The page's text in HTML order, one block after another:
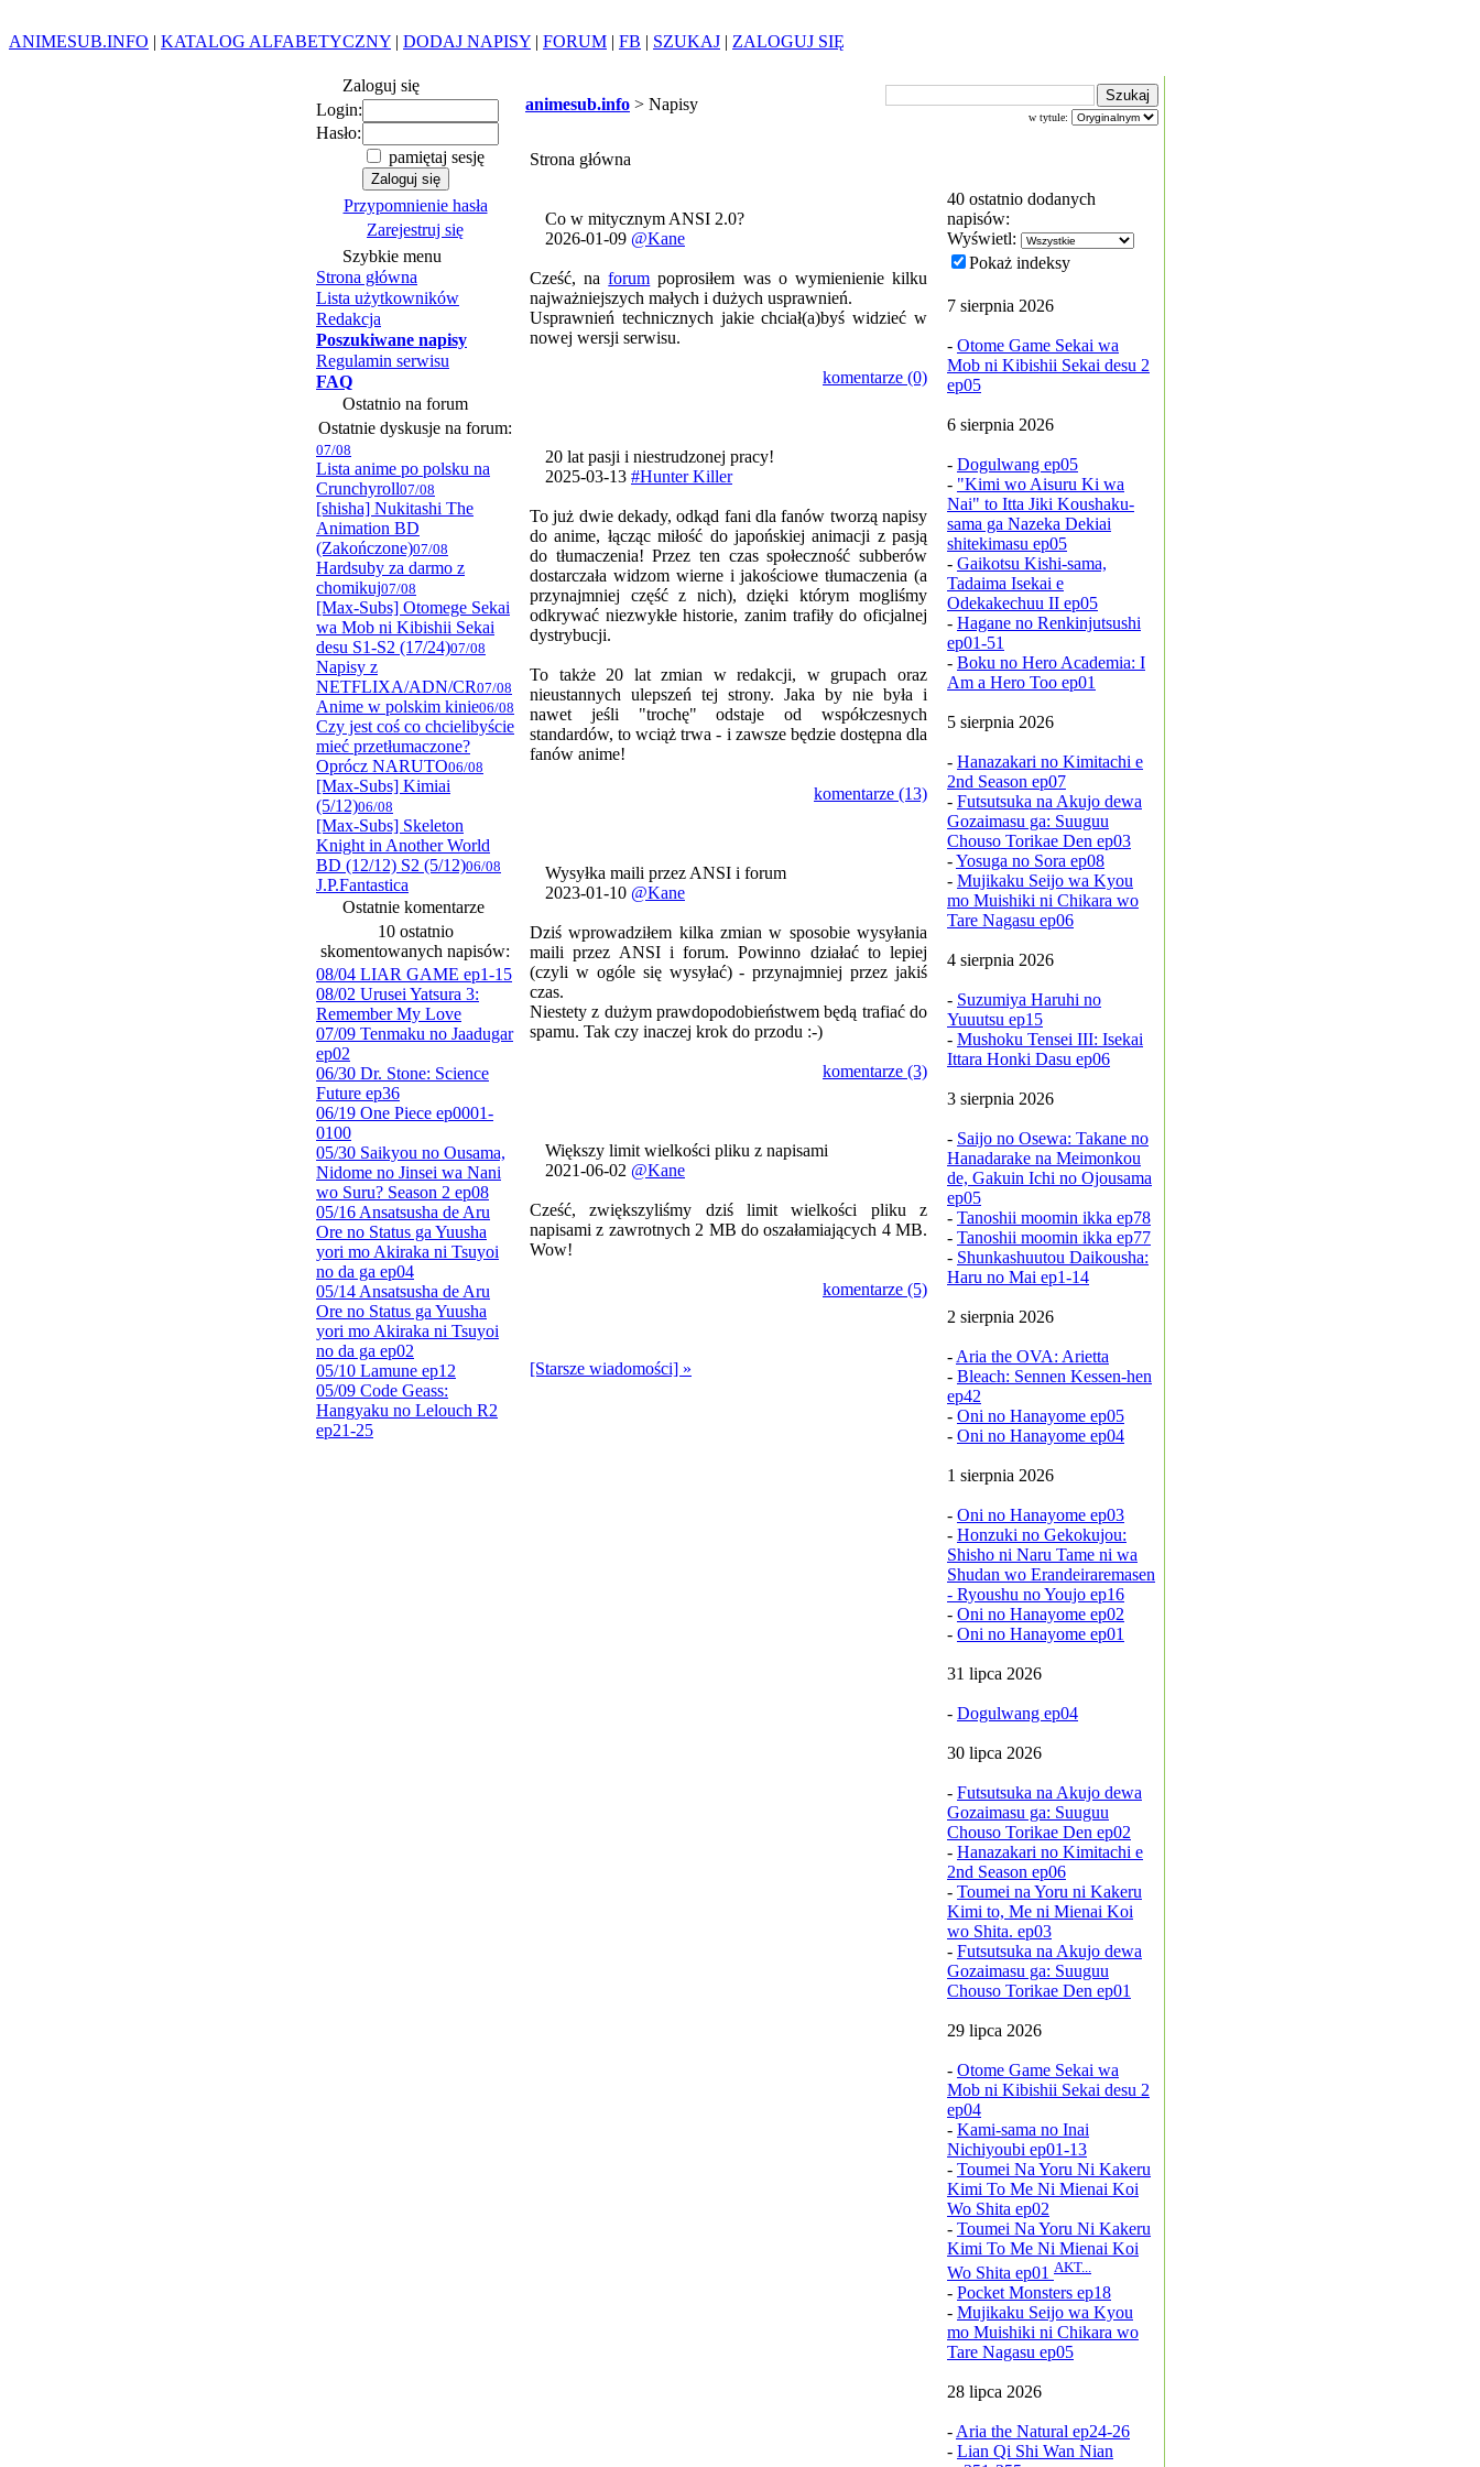
ANIMESUB.INFO | KATALOG ALFABETYCZNY | DODAJ NAPISY | FORUM | FB | SZUKAJ | ZALOGUJ SIĘ
Zaloguj się
Login:
Hasło:
pamiętaj sesję
Przypomnienie hasła
Zarejestruj się
Szybkie menu
Strona główna
Lista użytkowników
Redakcja
Poszukiwane napisy
Regulamin serwisu
FAQ
Ostatnio na forum
Ostatnie dyskusje na forum:
07/08
Lista anime po polsku na
Crunchyroll07/08
[shisha] Nukitashi The
Animation BD
(Zakończone)07/08
Hardsuby za darmo z
chomikuj07/08
[Max-Subs] Otomege Sekai
wa Mob ni Kibishii Sekai
desu S1-S2 (17/24)07/08
Napisy z
NETFLIXA/ADN/CR07/08
Anime w polskim kinie06/08
Czy jest coś co chcielibyście
mieć przetłumaczone?
Oprócz NARUTO06/08
[Max-Subs] Kimiai
(5/12)06/08
[Max-Subs] Skeleton
Knight in Another World
BD (12/12) S2 (5/12)06/08
J.P.Fantastica
Ostatnie komentarze
10 ostatnio
skomentowanych napisów:
08/04 LIAR GAME ep1-15
08/02 Urusei Yatsura 3:
Remember My Love
07/09 Tenmaku no Jaadugar
ep02
06/30 Dr. Stone: Science
Future ep36
06/19 One Piece ep0001-
0100
05/30 Saikyou no Ousama,
Nidome no Jinsei wa Nani
wo Suru? Season 2 ep08
05/16 Ansatsusha de Aru
Ore no Status ga Yuusha
yori mo Akiraka ni Tsuyoi
no da ga ep04
05/14 Ansatsusha de Aru
Ore no Status ga Yuusha
yori mo Akiraka ni Tsuyoi
no da ga ep02
05/10 Lamune ep12
05/09 Code Geass:
Hangyaku no Lelouch R2
ep21-25
animesub.info > Napisy
w tytule:
Strona główna
Co w mitycznym ANSI 2.0?
2026-01-09 @Kane
Cześć, naforum poprosiłem was o wymienienie kilku
najważniejszych małych i dużych usprawnień.
Usprawnień technicznych jakie chciał(a)byś widzieć w
nowej wersji serwisu.
komentarze (0)
20 lat pasji i niestrudzonej pracy!
2025-03-13 #Hunter Killer
To już dwie dekady, odkąd fani dla fanów tworzą napisy
do anime, łącząc miłość do japońskiej animacji z pasją
do tłumaczenia! Przez ten czas społeczność subberów
dostarczała widzom wierne i jakościowe tłumaczenia (a
przynajmniej część z nich), dzięki którym mogliśmy
odkrywać niezwykłe historie, zanim trafiły do oficjalnej
dystrybucji.
To także 20 lat zmian w redakcji, w grupach oraz
nieustannych ulepszeń tej strony. Jaka by nie była i
nawet jeśli "trochę" odstaje od współczesnych
standardów, to wciąż trwa - i zawsze będzie dostępna dla
fanów anime!
komentarze (13)
Wysyłka maili przez ANSI i forum
2023-01-10 @Kane
Dziś wprowadziłem kilka zmian w sposobie wysyłania
maili przez ANSI i forum. Powinno działać to lepiej
(czyli w ogóle się wysyłać) - przynajmniej przez jakiś
czas.
Niestety z dużym prawdopodobieństwem będą trafiać do
spamu. Tak czy inaczej krok do przodu :-)
komentarze (3)
Większy limit wielkości pliku z napisami
2021-06-02 @Kane
Cześć, zwiększyliśmy dziś limit wielkości pliku z
napisami z zawrotnych 2 MB do oszałamiających 4 MB.
Wow!
komentarze (5)
[Starsze wiadomości] »
40 ostatnio dodanych
napisów:
Wyświetl:
Pokaż indeksy
7 sierpnia 2026
- Otome Game Sekai wa
Mob ni Kibishii Sekai desu 2
ep05
6 sierpnia 2026
- Dogulwang ep05
- "Kimi wo Aisuru Ki wa
Nai" to Itta Jiki Koushaku-
sama ga Nazeka Dekiai
shitekimasu ep05
- Gaikotsu Kishi-sama,
Tadaima Isekai e
Odekakechuu II ep05
- Hagane no Renkinjutsushi
ep01-51
- Boku no Hero Academia: I
Am a Hero Too ep01
5 sierpnia 2026
- Hanazakari no Kimitachi e
2nd Season ep07
- Futsutsuka na Akujo dewa
Gozaimasu ga: Suuguu
Chouso Torikae Den ep03
-Yosuga no Sora ep08
- Mujikaku Seijo wa Kyou
mo Muishiki ni Chikara wo
Tare Nagasu ep06
4 sierpnia 2026
- Suzumiya Haruhi no
Yuuutsu ep15
- Mushoku Tensei III: Isekai
Ittara Honki Dasu ep06
3 sierpnia 2026
- Saijo no Osewa: Takane no
Hanadarake na Meimonkou
de, Gakuin Ichi no Ojousama
ep05
- Tanoshii moomin ikka ep78
- Tanoshii moomin ikka ep77
- Shunkashuutou Daikousha:
Haru no Mai ep1-14
2 sierpnia 2026
- Aria the OVA: Arietta
- Bleach: Sennen Kessen-hen
ep42
- Oni no Hanayome ep05
- Oni no Hanayome ep04
1 sierpnia 2026
- Oni no Hanayome ep03
- Honzuki no Gekokujou:
Shisho ni Naru Tame ni wa
Shudan wo Erandeiraremasen
- Ryoushu no Youjo ep16
- Oni no Hanayome ep02
- Oni no Hanayome ep01
31 lipca 2026
- Dogulwang ep04
30 lipca 2026
- Futsutsuka na Akujo dewa
Gozaimasu ga: Suuguu
Chouso Torikae Den ep02
- Hanazakari no Kimitachi e
2nd Season ep06
- Toumei na Yoru ni Kakeru
Kimi to, Me ni Mienai Koi
wo Shita. ep03
- Futsutsuka na Akujo dewa
Gozaimasu ga: Suuguu
Chouso Torikae Den ep01
29 lipca 2026
- Otome Game Sekai wa
Mob ni Kibishii Sekai desu 2
ep04
- Kami-sama no Inai
Nichiyoubi ep01-13
- Toumei Na Yoru Ni Kakeru
Kimi To Me Ni Mienai Koi
Wo Shita ep02
- Toumei Na Yoru Ni Kakeru
Kimi To Me Ni Mienai Koi
Wo Shita ep01 AKT...
- Pocket Monsters ep18
- Mujikaku Seijo wa Kyou
mo Muishiki ni Chikara wo
Tare Nagasu ep05
28 lipca 2026
- Aria the Natural ep24-26
- Lian Qi Shi Wan Nian